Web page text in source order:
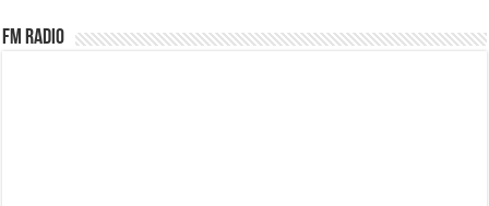
FM Radio